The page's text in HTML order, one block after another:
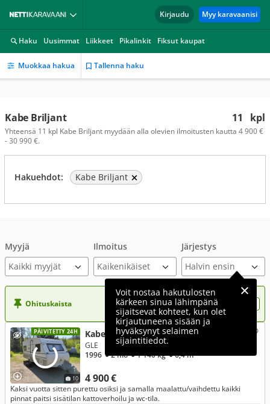
Kirjaudu Myy karavaanisi
Haku Uusimmat Liikkeet Pikalinkit Fiksut kaupat
Muokkaa hakua Tallenna haku
11 kpl
Kabe Briljant
Yhteensä 11 kpl Kabe Briljant myydään alla olevien ilmoitusten kautta 4 900 €
- 30 990 €.
Hakuehdot: Kabe Briljant
Myyjä
Kaikki myyjät
Ilmoitus Järjestys
Voit nostaa hakutulosten
kärkeen sinua lähimpänä
sijaitsevat kohteet, kun olet
kirjautuneena sisään ja
hyväksynyt selaimen
sijaintitiedot.
Ohituskaista Nosta ilmoituksesi tähän?
PÄIVITETTY 24H
10
Kabe Briljant
4 900 €
GLE
1996 ● 2 hlö● 1 140 kg● 6,4 m
Kaksi vuotta sitten purettu osiksi ja samalla maalattu/vaihdettu kaikki
pinnat paitsi sisätilan kattoverhoilu ja wc-tila.